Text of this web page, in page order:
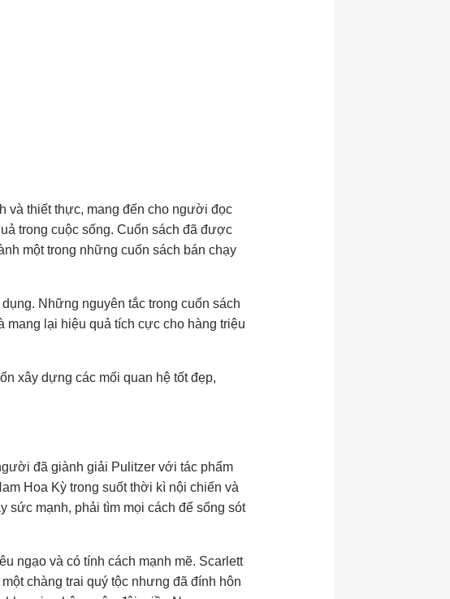
và thiết thực, mang đến cho người đọc
trong cuộc sống. Cuốn sách đã được
một trong những cuốn sách bán chạy
Những nguyên tắc trong cuốn sách
lại hiệu quả tích cực cho hàng triệu
xây dựng các mối quan hệ tốt đẹp,
đã giành giải Pulitzer với tác phẩm
Hoa Kỳ trong suốt thời kì nội chiến và
sức mạnh, phải tìm mọi cách để sống sót
ngạo và có tính cách mạnh mẽ. Scarlett
chàng trai quý tộc nhưng đã đính hôn